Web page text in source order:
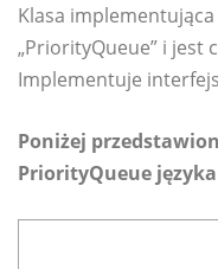
Klasa
„PriorityQueue” i jest
Implementuje interfejs
Poniżej
PriorityQueue języka